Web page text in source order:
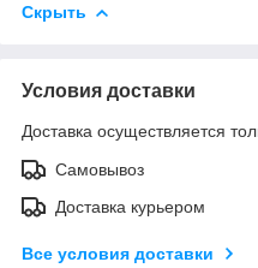
Скрыть
Условия доставки
Доставка осуществляется
Самовывоз
Доставка курьером
Все условия доставки